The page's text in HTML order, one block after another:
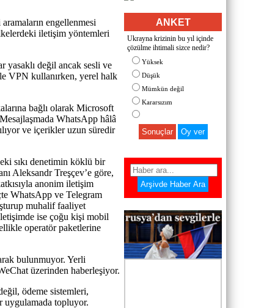
engellenmesi
iletişim yöntemleri
yasaklı değil ancak sesli ve
VPN kullanırken, yerel halk
bağlı olarak Microsoft
WhatsApp hâlâ
ve içerikler uzun süredir
sıkı denetimin köklü bir
Aleksandr Treşçev’e göre,
anonim iletişim
WhatsApp ve Telegram
muhalif faaliyet
ise çoğu kişi mobil
operatör paketlerine
bulunmuyor. Yerli
üzerinden haberleşiyor.
ödeme sistemleri,
uygulamada topluyor.
ANKET
Ukrayna krizinin bu yıl içinde
çözülme ihtimali sizce nedir?
Yüksek
Düşük
Mümkün değil
Kararsızım
Sonuçlar